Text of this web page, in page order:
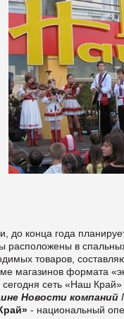
до конца года
расположены в
товаров,
магазинов формата
сеть «Наш Край»
Новости компаний
- национальный